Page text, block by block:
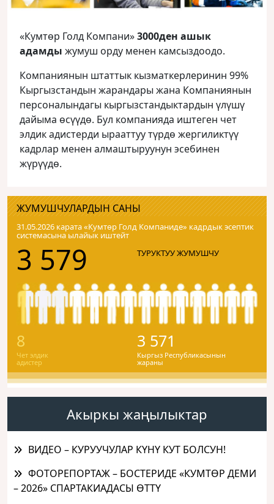
«Кумтөр Голд Компани»3000ден ашык
адамды жумуш орду менен камсыздоодо.
Компаниянын штаттык кызматкерлеринин 99%
Кыргызстандын жарандары жана Компаниянын
персоналындагы кыргызстандыктардын үлүшү
дайыма өсүүдө. Бул компанияда иштеген чет
элдик адистерди ырааттуу түрдө жергиликтүү
кадрлар менен алмаштыруунун эсебинен
жүрүүдө.
ЖУМУШЧУЛАРДЫН САНЫ
31.05.2026 карата «Кумтɵр Голд Компаниде» кадрдык эсептик
системасына ылайык иштейт
3 579 ТУРУКТУУ ЖУМУШЧУ
8
Чет элдик
адистер
3 571
Кыргыз Республикасынын
жараны
Акыркы жаңылыктар
ВИДЕО – КУРУУЧУЛАР КҮНҮ КУТ БОЛСУН!
ФОТОРЕПОРТАЖ – БОСТЕРИДЕ «КУМТӨР ДЕМИ
– 2026» СПАРТАКИАДАСЫ ӨТТҮ